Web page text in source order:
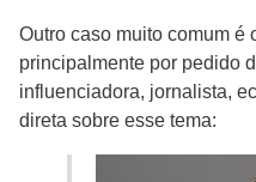
Outro caso muito comum é
principalmente por pedido
influenciadora, jornalista,
direta sobre esse tema: